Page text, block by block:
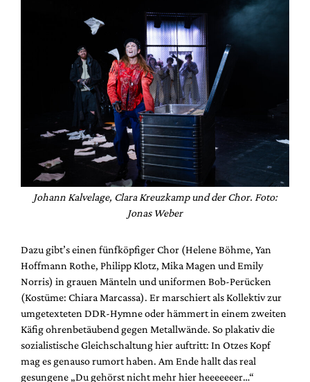
Johann Kalvelage, Clara Kreuzkamp und der Chor. Foto:
Jonas Weber
Dazu gibt’s einen fünfköpfiger Chor (Helene Böhme, Yan
Hoffmann Rothe, Philipp Klotz, Mika Magen und Emily
Norris) in grauen Mänteln und uniformen Bob-Perücken
(Kostüme: Chiara Marcassa). Er marschiert als Kollektiv zur
umgetexteten DDR-Hymne oder hämmert in einem zweiten
Käfig ohrenbetäubend gegen Metallwände. So plakativ die
sozialistische Gleichschaltung hier auftritt: In Otzes Kopf
mag es genauso rumort haben. Am Ende hallt das real
gesungene „Du gehörst nicht mehr hier heeeeeeer…“